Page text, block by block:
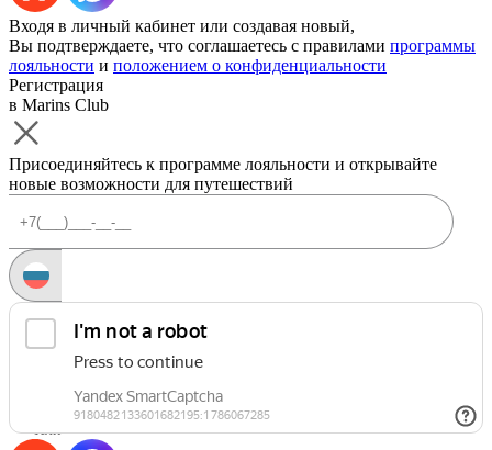
Входя в личный кабинет или создавая новый,
Вы подтверждаете, что соглашаетесь с правилами программы
лояльности и положением о конфиденциальности
Регистрация
в Marins Club
Присоединяйтесь к программе лояльности и открывайте
новые возможности для путешествий
Запросить код
Уже есть аккаунт?Войти
Или